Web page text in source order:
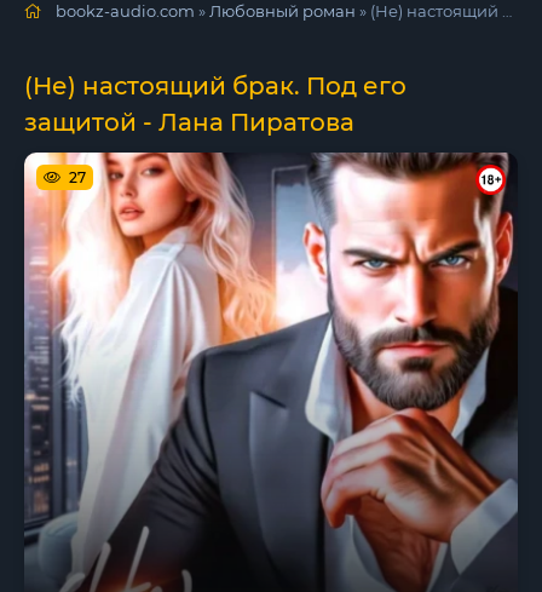
bookz-audio.com » Любовный роман » (Не) настоящий брак. Под его защитой - Лана Пиратова
(Не) настоящий брак. Под его
защитой - Лана Пиратова
27